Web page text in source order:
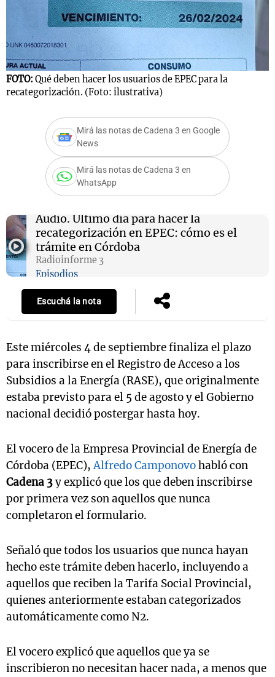
FOTO: Qué deben hacer los usuarios de EPEC para la
recategorización. (Foto: ilustrativa)
Mirá las notas de Cadena 3 en Google
News
Mirá las notas de Cadena 3 en
WhatsApp
Audio. Último día para hacer la
recategorización en EPEC: cómo es el
trámite en Córdoba
Radioinforme 3
Episodios
Escuchá la nota
Este miércoles 4 de septiembre finaliza el plazo
para inscribirse en el Registro de Acceso a los
Subsidios a la Energía (RASE), que originalmente
estaba previsto para el 5 de agosto y el Gobierno
nacional decidió postergar hasta hoy.
El vocero de la Empresa Provincial de Energía de
Córdoba (EPEC),Alfredo Camponovohabló con
Cadena 3y explicó que los que deben inscribirse
por primera vez son aquellos que nunca
completaron el formulario.
Señaló que todos los usuarios que nunca hayan
hecho este trámite deben hacerlo, incluyendo a
aquellos que reciben la Tarifa Social Provincial,
quienes anteriormente estaban categorizados
automáticamente como N2.
El vocero explicó que aquellos que ya se
inscribieron no necesitan hacer nada, a menos que
Notas
Notas